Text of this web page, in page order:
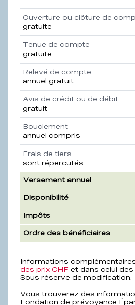
Ouverture ou clôture de
gratuite
Tenue de compte
gratuite
Relevé de compte
annuel gratuit
Avis de crédit ou de débit
gratuit
Bouclement
annuel compris
Frais de tiers
sont répercutés
Versement annuel
Disponibilité
Impôts
Ordre des bénéficiaires
Informations complémentaires
des prix CHF (PDF,
4,2
et dans celui des
Sous réserve de modification.
Vous trouverez des
Fondation de prévoyance